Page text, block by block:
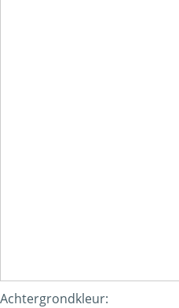
Achtergrondkleur: